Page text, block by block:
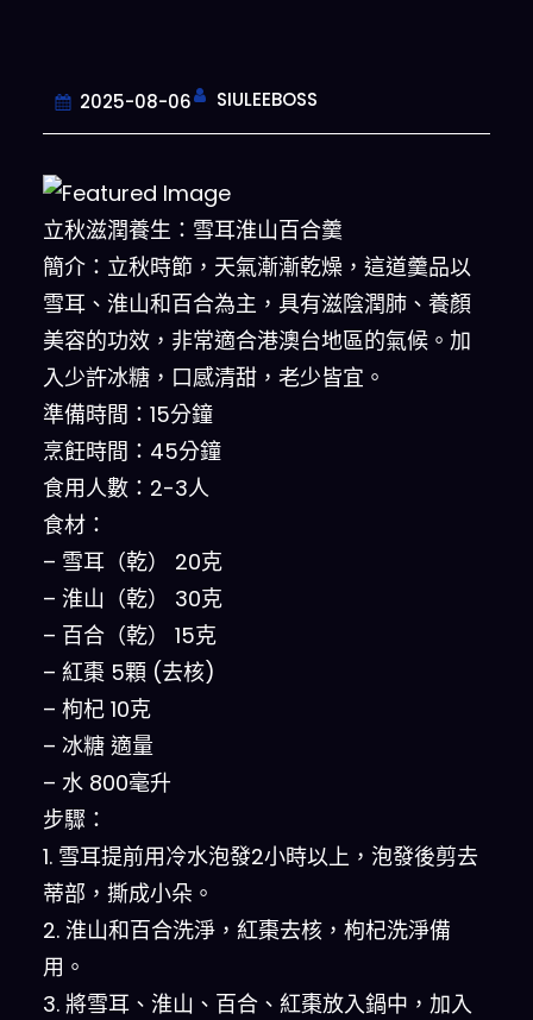
2025-08-06 SIULEEBOSS
立秋滋潤養生：雪耳淮山百合羹
簡介：立秋時節，天氣漸漸乾燥，這道羹品以
雪耳、淮山和百合為主，具有滋陰潤肺、養顏
美容的功效，非常適合港澳台地區的氣候。加
入少許冰糖，口感清甜，老少皆宜。
準備時間：15分鐘
烹飪時間：45分鐘
食用人數：2-3人
食材：
– 雪耳（乾） 20克
– 淮山（乾） 30克
– 百合（乾） 15克
– 紅棗 5顆 (去核)
– 枸杞 10克
– 冰糖 適量
– 水 800毫升
步驟：
1. 雪耳提前用冷水泡發2小時以上，泡發後剪去
蒂部，撕成小朵。
2. 淮山和百合洗淨，紅棗去核，枸杞洗淨備
用。
3. 將雪耳、淮山、百合、紅棗放入鍋中，加入